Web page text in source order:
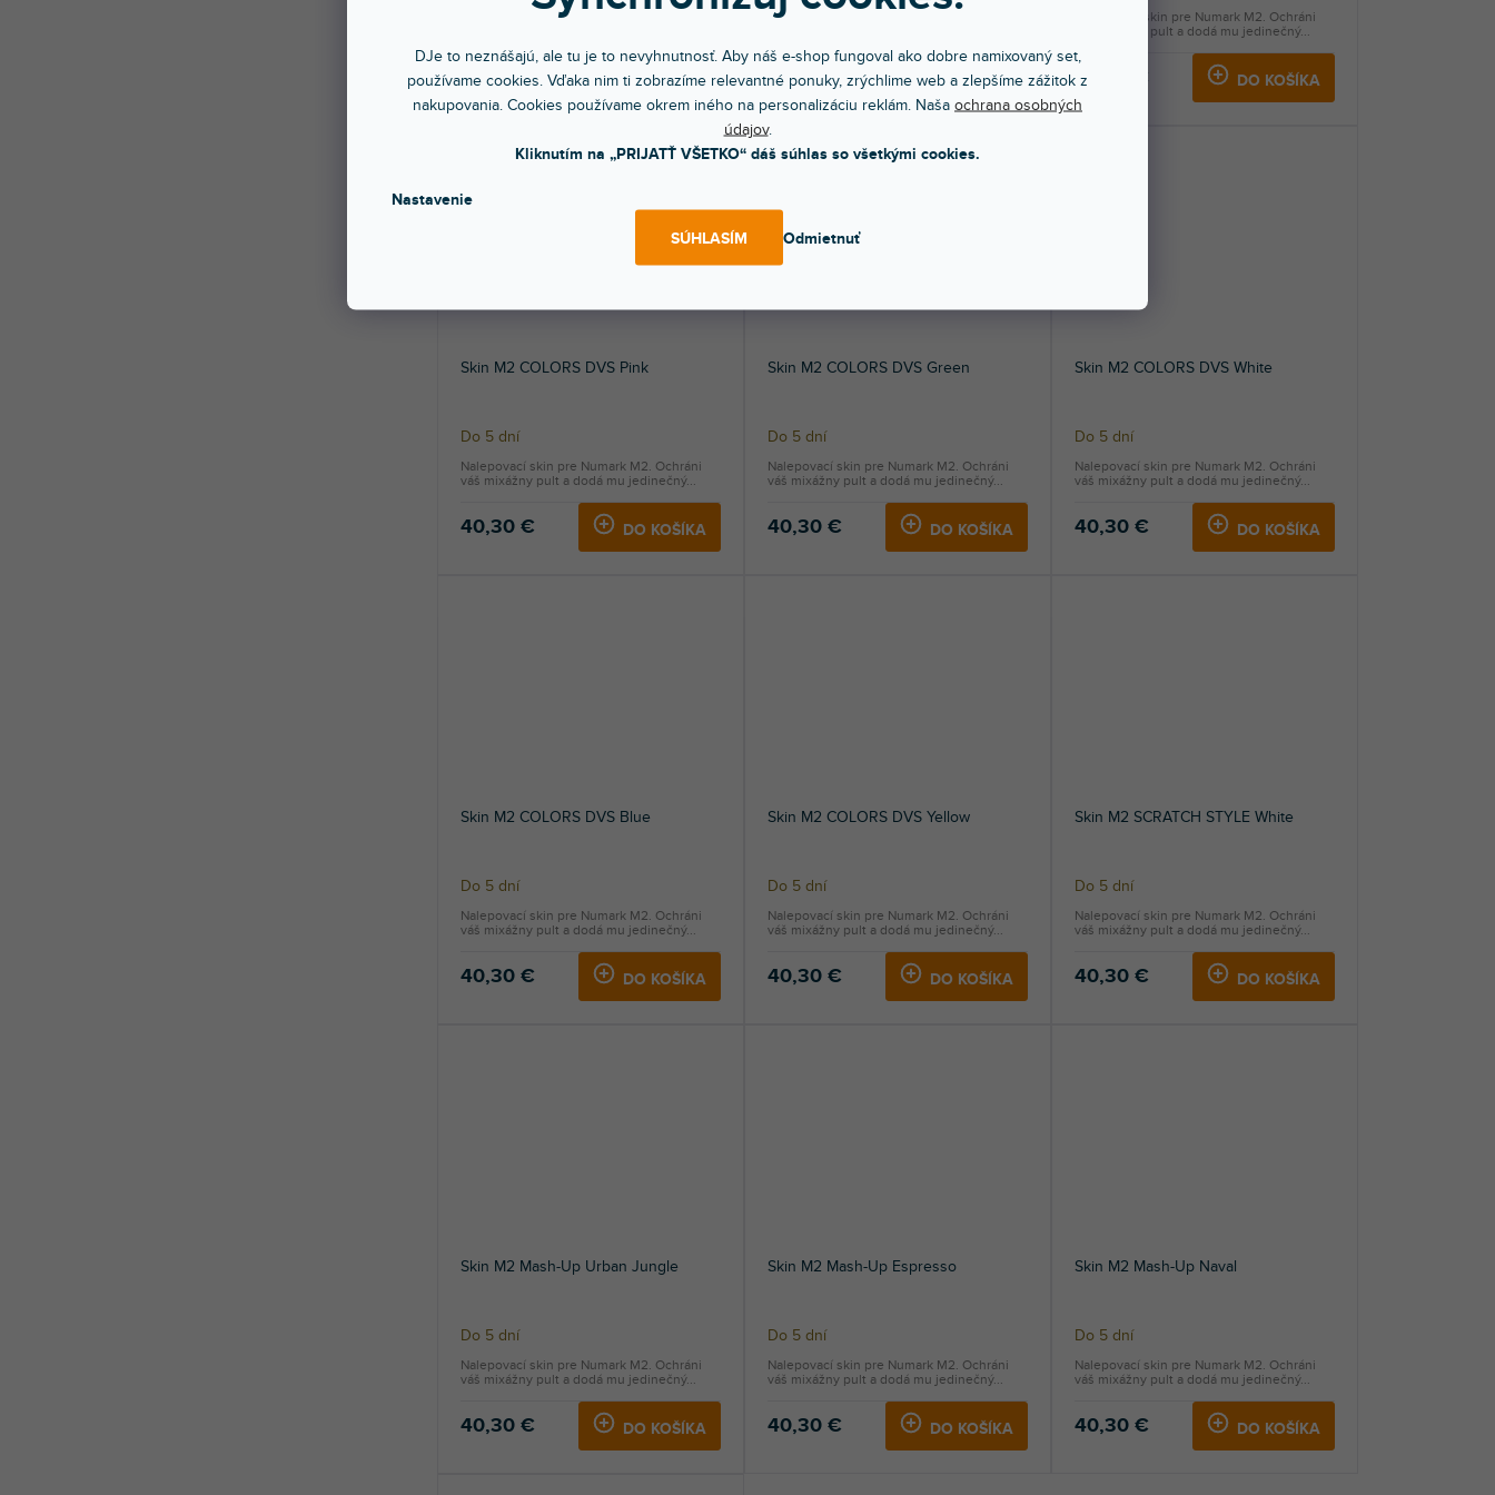
DJe to neznášajú, ale tu je to nevyhnutnosť. Aby náš e-shop fungoval ako dobre namixovaný set,
používame cookies. Vďaka nim ti zobrazíme relevantné ponuky, zrýchlime web a zlepšíme zážitok z
nakupovania. Cookies používame okrem iného na personalizáciu reklám. Naša ochrana osobných
údajov.
Kliknutím na „PRIJATŤ VŠETKO“ dáš súhlas so všetkými cookies.
Nastavenie
Odmietnuť
SÚHLASÍM
40,30 € DO KOŠÍKA
Nalepovací skin pre Numark M2. Ochráni
40,30 € DO KOŠÍKA
Nalepovací skin pre Numark M2. Ochráni
40,30 € DO KOŠÍKA
Nalepovací skin pre Numark M2. Ochráni
váš mixážny pult a dodá mu jedinečný...
Skin M2 COLORS DVS Pink
Do 5 dní
40,30 € DO KOŠÍKA
Nalepovací skin pre Numark M2. Ochráni
váš mixážny pult a dodá mu jedinečný...
Skin M2 COLORS DVS Green
Do 5 dní
40,30 € DO KOŠÍKA
Nalepovací skin pre Numark M2. Ochráni
váš mixážny pult a dodá mu jedinečný...
Skin M2 COLORS DVS White
Do 5 dní
40,30 € DO KOŠÍKA
Nalepovací skin pre Numark M2. Ochráni
váš mixážny pult a dodá mu jedinečný...
Skin M2 COLORS DVS Blue
Do 5 dní
40,30 € DO KOŠÍKA
Nalepovací skin pre Numark M2. Ochráni
váš mixážny pult a dodá mu jedinečný...
Skin M2 COLORS DVS Yellow
Do 5 dní
40,30 € DO KOŠÍKA
Nalepovací skin pre Numark M2. Ochráni
váš mixážny pult a dodá mu jedinečný...
Skin M2 SCRATCH STYLE White
Do 5 dní
40,30 € DO KOŠÍKA
Nalepovací skin pre Numark M2. Ochráni
váš mixážny pult a dodá mu jedinečný...
Skin M2 Mash-Up Urban Jungle
Do 5 dní
40,30 € DO KOŠÍKA
Nalepovací skin pre Numark M2. Ochráni
váš mixážny pult a dodá mu jedinečný...
Skin M2 Mash-Up Espresso
Do 5 dní
40,30 € DO KOŠÍKA
Nalepovací skin pre Numark M2. Ochráni
váš mixážny pult a dodá mu jedinečný...
Skin M2 Mash-Up Naval
Do 5 dní
40,30 € DO KOŠÍKA
Nalepovací skin pre Numark M2. Ochráni
váš mixážny pult a dodá mu jedinečný...